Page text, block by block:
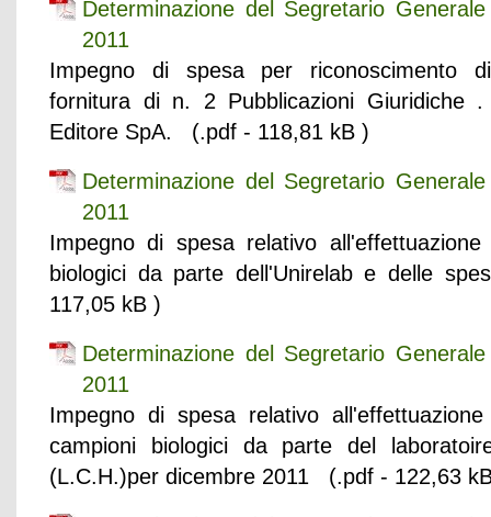
Determinazione del Segretario
2011
Impegno di spesa per riconoscimento
fornitura di n. 2 Pubblicazioni
Editore SpA. (.pdf - 118,81 kB )
Determinazione del Segretario
2011
Impegno di spesa relativo
biologici da parte dell'Unirelab e delle
117,05 kB )
Determinazione del Segretario
2011
Impegno di spesa relativo
campioni biologici da parte del
(L.C.H.)per dicembre 2011 (.pdf - 122,63